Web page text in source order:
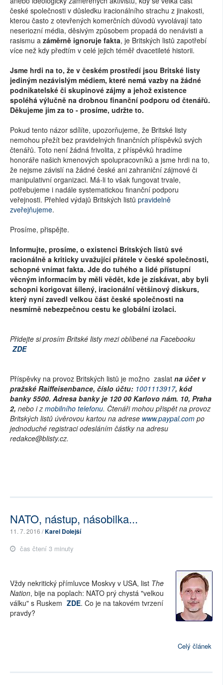
české společnosti v důsledku iracionálního strachu z jinakosti,
kterou často z otevřených komerčních důvodů vyvolávají tato
neseriozní média, děsivým způsobem propadá do nenávisti a
rasismu a záměrně ignoruje fakta, je Britských listů zapotřebí
více než kdy předtím v celé jejich téměř dvacetileté historii.
Jsme hrdi na to, že v českém prostředí jsou Britské listy
jediným nezávislým médiem, které nemá vazby na žádné
podnikatelské či skupinové zájmy a jehož existence
spoléhá výlučně na drobnou finanční podporu od čtenářů.
Děkujeme jim za to - prosíme, udržte to.
Pokud tento názor sdílíte, upozorňujeme, že Britské listy
nemohou přežít bez pravidelných finančních příspěvků svých
čtenářů. Toto není žádná frivolita, z příspěvků hradíme
honoráře našich kmenových spolupracovníků a jsme hrdi na to,
že nejsme závislí na žádné české ani zahraniční zájmové či
manipulativní organizaci. Má-li to však fungovat trvale,
potřebujeme i nadále systematickou finanční podporu
veřejnosti. Přehled výdajů Britských listů pravidelně
zveřejňujeme.
Prosíme, přispějte.
Informujte, prosíme, o existenci Britských listů své
racionálně a kriticky uvažující přátele v české společnosti,
schopné vnímat fakta. Jde do tuhého a lidé přístupní
věcným informacím by měli vědět, kde je získávat, aby byli
schopni korigovat šílený, iracionální většinový diskurs,
který nyní zavedl velkou část české společnosti na
nesmírně nebezpečnou cestu ke globální izolaci.
Přidejte si prosím Britské listy mezi oblíbené na Facebooku
ZDE
Příspěvky na provoz Britských listů je možno zaslat na účet v
pražské Raiffeisenbance, číslo účtu: 1001113917, kód
banky 5500. Adresa banky je 120 00 Karlovo nám. 10, Praha
2, nebo i z mobilního telefonu. Čtenáři mohou přispět na provoz
Britských listů úvěrovou kartou na adrese www.paypal.com po
jednoduché registraci odesláním částky na adresu
redakce@blisty.cz.
NATO, nástup, násobilka...
11. 7. 2016 /Karel Dolejší
čas čtení 3 minuty
Vždy nekritický přímluvce Moskvy v USA, list The
Nation, bije na poplach: NATO prý chystá "velkou
válku" s Ruskem ZDE. Co je na takovém tvrzení
pravdy?
Celý článek